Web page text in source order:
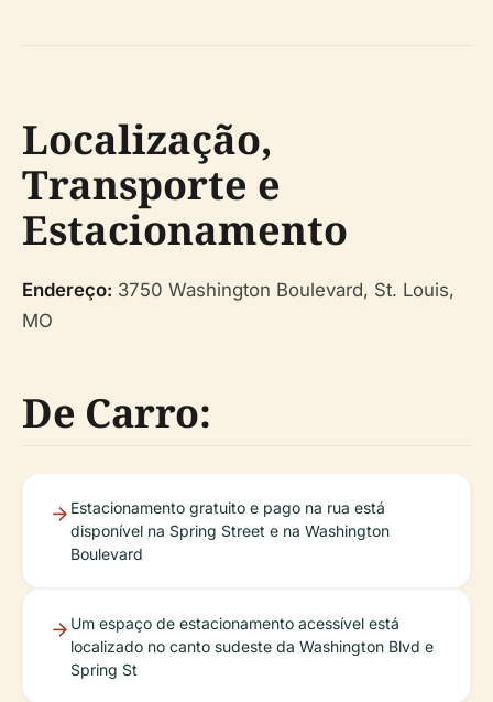
Localização,
Transporte e
Estacionamento
Endereço: 3750 Washington Boulevard, St. Louis,
MO
De Carro:
Estacionamento gratuito e pago na rua está
disponível na Spring Street e na Washington
Boulevard
Um espaço de estacionamento acessível está
localizado no canto sudeste da Washington Blvd e
Spring St